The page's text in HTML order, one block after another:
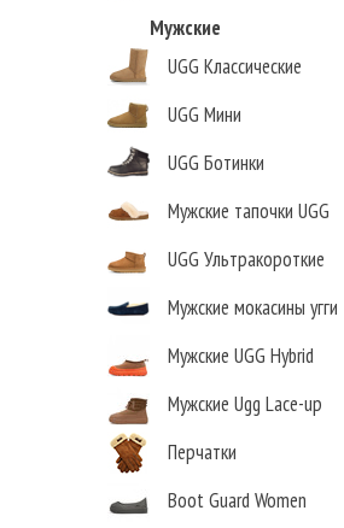
Мужские
UGG Классические
UGG Мини
UGG Ботинки
Мужские тапочки UGG
UGG Ультракороткие
Мужские мокасины угги
Мужские UGG Hybrid
Мужские Ugg Lace-up
Перчатки
Boot Guard Women